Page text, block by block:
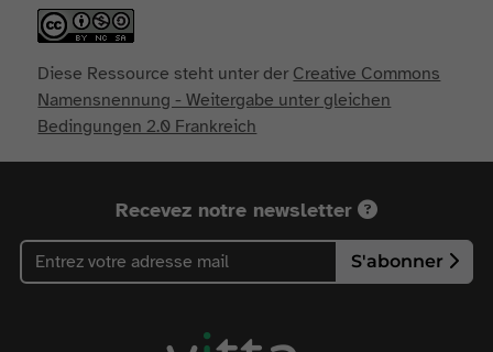
Diese Ressource steht unter der Creative Commons
Namensnennung - Weitergabe unter gleichen
Bedingungen 2.0 Frankreich
Recevez notre newsletter
S'abonner